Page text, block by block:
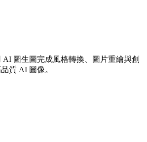
AI 圖生圖完成風格轉換、圖片重繪與創
質 AI 圖像。